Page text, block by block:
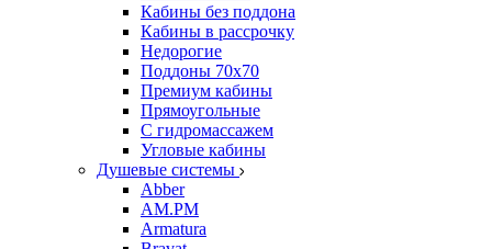
Кабины без поддона
Кабины в рассрочку
Недорогие
Поддоны 70x70
Премиум кабины
Прямоугольные
С гидромассажем
Угловые кабины
Душевые системы
Abber
AM.PM
Armatura